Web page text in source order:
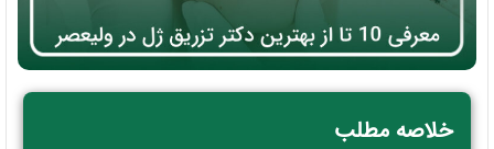
خلاصه مطلب